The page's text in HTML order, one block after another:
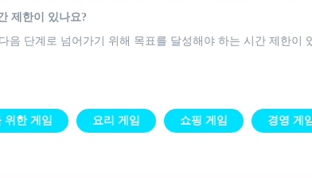
제한이 있나요?
음 단계로 넘어가기 위해 목표를 달성해야 하는 시간 제한이
위한 게임 요리 게임 쇼핑 게임 경영 게